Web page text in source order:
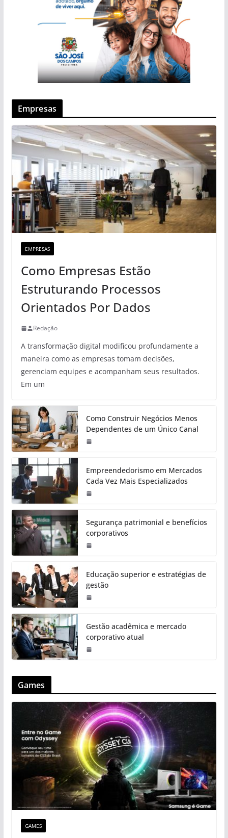
Empresas
EMPRESAS
Como Empresas Estão
Estruturando Processos
Orientados Por Dados
Redação
A transformação digital modificou profundamente a
maneira como as empresas tomam decisões,
gerenciam equipes e acompanham seus resultados.
Em um
Como Construir Negócios Menos
Dependentes de um Único Canal
Empreendedorismo em Mercados
Cada Vez Mais Especializados
Segurança patrimonial e benefícios
corporativos
Educação superior e estratégias de
gestão
Gestão acadêmica e mercado
corporativo atual
Games
GAMES